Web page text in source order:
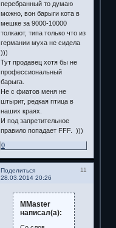
перебранный то думаю
можно, вон барыги кота в
мешке за 9000-10000
толкают, типа только что из
германии муха не сидела
)))
Тут продавец хотя бы не
профессиональный
барыга.
Не с фиатов меня не
штырит, редкая птица в
наших краях.
И под запретительное
правило попадает FFF. )))
0
Поделиться
11
28.03.2014 20:26
MMaster
написал(а):